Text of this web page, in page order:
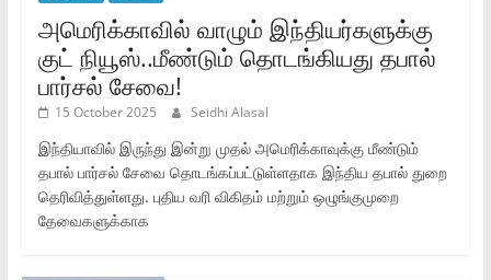
அமெரிக்காவில் வாழும் இந்தியர்களுக்கு
குட் நியூஸ்..மீண்டும் தொடங்கியது தபால்
பார்சல் சேவை!
15 October 2025 Seidhi Alasal
இந்தியாவில் இருந்து இன்று முதல் அமெரிக்காவுக்கு மீண்டும்
தபால் பார்சல் சேவை தொடங்கப்பட்டுள்ளதாக இந்திய தபால் துறை
தெரிவித்துள்ளது. புதிய வரி விகிதம் மற்றும் ஒழுங்குமுறை
தேவைகளுக்காக